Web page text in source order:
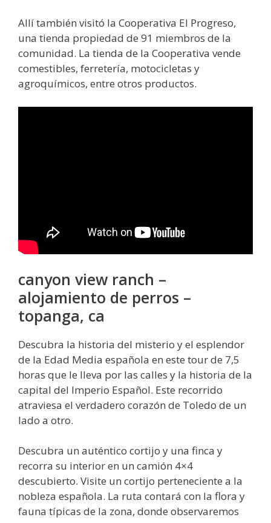
Allí también visitó la Cooperativa El Progreso,
una tienda propiedad de 91 miembros de la
comunidad. La tienda de la Cooperativa vende
comestibles, ferretería, motocicletas y
agroquímicos, entre otros productos.
canyon view ranch –
alojamiento de perros –
topanga, ca
Descubra la historia del misterio y el esplendor
de la Edad Media española en este tour de 7,5
horas que le lleva por las calles y la historia de la
capital del Imperio Español. Este recorrido
atraviesa el verdadero corazón de Toledo de un
lado a otro.
Descubra un auténtico cortijo y una finca y
recorra su interior en un camión 4×4
descubierto. Visite un cortijo perteneciente a la
nobleza española. La ruta contará con la flora y
fauna típicas de la zona, donde observaremos